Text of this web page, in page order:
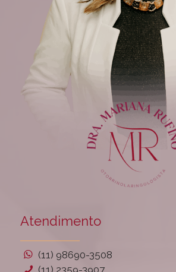
Atendimento
(11) 98690-3508
(11) 2359-3907